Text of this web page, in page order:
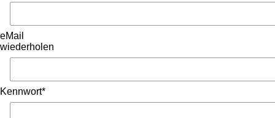
eMail
wiederholen
Kennwort*